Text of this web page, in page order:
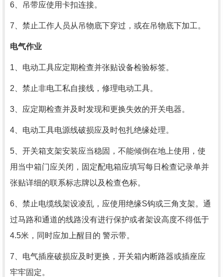
6、吊带应使用卡扣连接。
7、禁止工作人员从吊物底下穿过，或在吊物底下加工。
电气作业
1、电动工具应定期检查并张贴设备检验标签。
2、禁止非电工私自接线，修理电动工具。
3、应定期检查并及时发现和更换失效的开关电器。
4、电动工具电源线破损应及时包扎绝缘处理。
5、开关箱支架安装应当稳固，不能倾倒在地上使用，使
用当中箱门应关闭，固定配电箱应填写每日检查记录单并
张贴详细的联系标志牌以及检查色标。
6、禁止电缆线架设凌乱，应使用绝缘S钩或三角支架。通
过马路和通道的线路没有进行保护或者架设高度不得低于
4.5米，同时应加上醒目的 警示带。
7、电气插座破损应及时更换，开关箱内断路器或插座应
牢牢固定。